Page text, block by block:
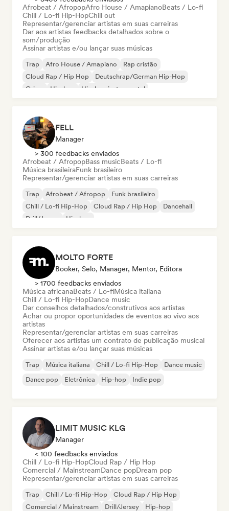
Afrobeat / AfropopAfro House / AmapianoBeats / Lo-fi
Chill / Lo-fi Hip-HopChill out
Representar/gerenciar artistas em suas carreiras
Dar aos artistas feedbacks detalhados sobre o
som/produção
Assinar artistas e/ou lançar suas músicas
Trap Afro House / Amapiano
Rap cristão
Cloud Rap / Hip Hop
Deutschrap/German Hip-Hop
Grime
Hip-hop Hip-hop instrumental
FELL
Manager
> 300 feedbacks enviados
Afrobeat / AfropopBass musicBeats / Lo-fi
Música brasileiraFunk brasileiro
Representar/gerenciar artistas em suas carreiras
Trap Afrobeat / Afropop
Funk brasileiro
Chill / Lo-fi Hip-Hop
Cloud Rap / Hip Hop
Dancehall
Drill/Jersey
Hip-hop
MOLTO FORTE
Booker, Selo, Manager, Mentor, Editora
> 1700 feedbacks enviados
Música africanaBeats / Lo-fiMúsica italiana
Chill / Lo-fi Hip-HopDance music
Dar conselhos detalhados/construtivos aos artistas
Achar ou propor oportunidades de eventos ao vivo aos
artistas
Representar/gerenciar artistas em suas carreiras
Oferecer aos artistas um contrato de publicação musical
Assinar artistas e/ou lançar suas músicas
Trap Música italiana Chill / Lo-fi Hip-Hop
Dance music
Dance pop
Eletrônica Hip-hop Indie pop
LIMIT MUSIC KLG
Manager
< 100 feedbacks enviados
Chill / Lo-fi Hip-HopCloud Rap / Hip Hop
Comercial / MainstreamDance popDream pop
Representar/gerenciar artistas em suas carreiras
Trap Chill / Lo-fi Hip-Hop
Cloud Rap / Hip Hop
Comercial / Mainstream
Drill/Jersey
Hip-hop